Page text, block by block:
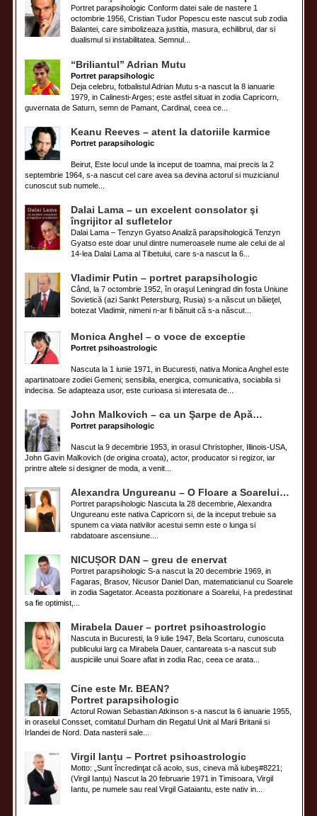
Portret parapsihologic Conform datei sale de nastere 1
octombrie 1956, Cristian Tudor Popescu este nascut sub zodia
Balantei, care simbolizeaza justitia, masura, echilibrul, dar si
dualismul si instabilitatea. Semnul...
“Briliantul” Adrian Mutu
Portret parapsihologic
Deja celebru, fotbalistul Adrian Mutu s-a nascut la 8 ianuarie
1979, in Calinesti-Arges; este astfel situat in zodia Capricorn,
guvernata de Saturn, semn de Pamant, Cardinal, ceea ce...
Keanu Reeves – atent la datoriile karmice
Portret parapsihologic
Beirut, Este locul unde la inceput de toamna, mai precis la 2
septembrie 1964, s-a nascut cel care avea sa devina actorul si muzicianul
cunoscut sub numele...
Dalai Lama – un excelent consolator şi
îngrijitor al sufletelor
Dalai Lama – Tenzyn Gyatso Analiză parapsihologică Tenzyn
Gyatso este doar unul dintre numeroasele nume ale celui de al
14-lea Dalai Lama al Tibetului, care s-a nascut la 6...
Vladimir Putin – portret parapsihologic
Când, la 7 octombrie 1952, în oraşul Leningrad din fosta Uniune
Sovietică (azi Sankt Petersburg, Rusia) s-a născut un băieţel,
botezat Vladimir, nimeni n-ar fi bănuit că s-a născut...
Monica Anghel – o voce de exceptie
Portret psihoastrologic
Nascuta la 1 iunie 1971, in Bucuresti, nativa Monica Anghel este
apartinatoare zodiei Gemeni; sensibila, energica, comunicativa, sociabila si
indecisa. Se adapteaza usor, este curioasa si interesata de...
John Malkovich – ca un Şarpe de Apă…
Portret parapsihologic
Nascut la 9 decembrie 1953, in orasul Christopher, Illinois-USA,
John Gavin Malkovich (de origina croata), actor, producator si regizor, iar
printre altele si designer de moda, a venit...
Alexandra Ungureanu – O Floare a Soarelui…
Portret parapsihologic Nascuta la 28 decembrie, Alexandra
Ungureanu este nativa Capricorn si, de la inceput trebuie sa
spunem ca viata nativilor acestui semn este o lunga si
rabdatoare ascensiune....
NICUȘOR DAN – greu de enervat
Portret parapsihologic S-a nascut la 20 decembrie 1969, in
Fagaras, Brasov, Nicusor Daniel Dan, matematicianul cu Soarele
in zodia Sagetator. Aceasta pozitionare a Soarelui, l-a predestinat
sa fie optimist,...
Mirabela Dauer – portret psihoastrologic
Nascuta in Bucuresti, la 9 iulie 1947, Bela Scortaru, cunoscuta
publicului larg ca Mirabela Dauer, cantareata s-a nascut sub
auspiciile unui Soare aflat in zodia Rac, ceea ce arata...
Cine este Mr. BEAN?
Portret parapsihologic
Actorul Rowan Sebastian Atkinson s-a nascut la 6 ianuarie 1955,
in oraselul Consset, comitatul Durham din Regatul Unit al Marii Britanii si
Irlandei de Nord. Data nasterii sale...
Virgil Ianțu – Portret psihoastrologic
Motto: „Sunt încredinţat că acolo, sus, cineva mă iubeş#8221;
(Virgil Ianțu) Nascut la 20 februarie 1971 in Timisoara, Virgil
Iantu, pe numele sau real Virgil Gataiantu, este nativ in...